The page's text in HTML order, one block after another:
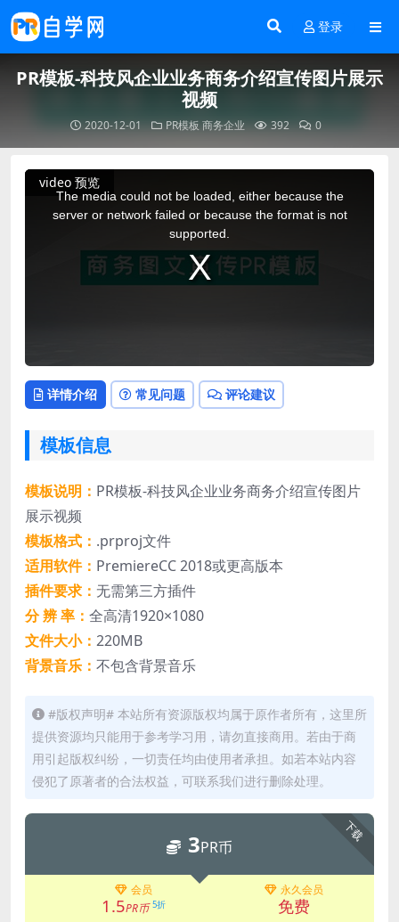
登录
PR模板-科技风企业业务商务介绍宣传图片展示
视频
2020-12-01 PR模板商务企业 392 0
video 预览
This
The media could not be loaded, either because the
server or network failed or because the format is not
supported.
详情介绍 常见问题 评论建议
模板信息
模板说明： PR模板-科技风企业业务商务介绍宣传图片
展示视频
模板格式： .prproj文件
适用软件： PremiereCC 2018或更高版本
插件要求： 无需第三方插件
分 辨 率： 全高清1920×1080
文件大小： 220MB
背景音乐： 不包含背景音乐
#版权声明# 本站所有资源版权均属于原作者所有，这里所
提供资源均只能用于参考学习用，请勿直接商用。若由于商
用引起版权纠纷，一切责任均由使用者承担。如若本站内容
侵犯了原著者的合法权益，可联系我们进行删除处理。
下载
3PR币
会员
1.5PR币 5折
永久会员
免费